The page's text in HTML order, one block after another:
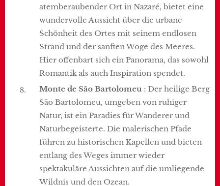
atemberaubender Ort in Nazaré, bietet eine
wundervolle Aussicht über die urbane
Schönheit des Ortes mit seinem endlosen
Strand und der sanften Woge des Meeres.
Hier offenbart sich ein Panorama, das sowohl
Romantik als auch Inspiration spendet.
Monte de São Bartolomeu : Der heilige Berg
São Bartolomeu, umgeben von ruhiger
Natur, ist ein Paradies für Wanderer und
Naturbegeisterte. Die malerischen Pfade
führen zu historischen Kapellen und bieten
entlang des Weges immer wieder
spektakuläre Aussichten auf die umliegende
Wildnis und den Ozean.